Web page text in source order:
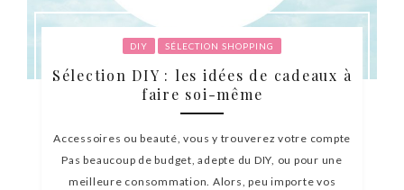
DIY SÉLECTION SHOPPING
Sélection DIY : les idées de cadeaux à
faire soi-même
Accessoires ou beauté, vous y trouverez votre compte
Pas beaucoup de budget, adepte du DIY, ou pour une
meilleure consommation. Alors, peu importe vos